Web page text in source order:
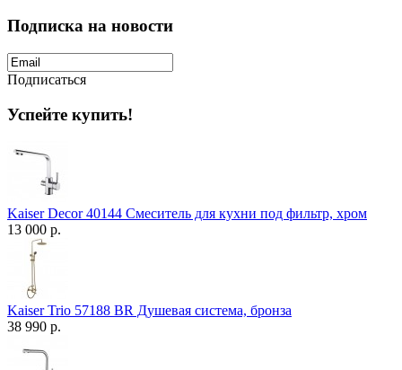
Подписка на новости
Подписаться
Успейте купить!
Kaiser Decor 40144 Смеситель для кухни под фильтр, хром
13 000 р.
Kaiser Trio 57188 BR Душевая система, бронза
38 990 р.